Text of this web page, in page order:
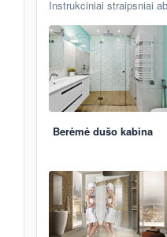
Instrukciniai straipsniai
Berėmė dušo kabina